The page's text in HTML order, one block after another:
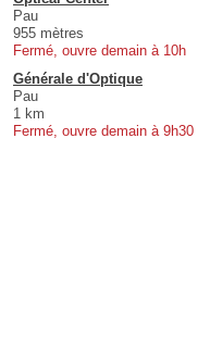
Pau
955 mètres
Fermé, ouvre demain à 10h
Générale d'Optique
Pau
1 km
Fermé, ouvre demain à 9h30